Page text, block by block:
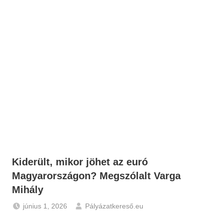
Kiderült, mikor jöhet az euró
Magyarországon? Megszólalt Varga
Mihály
június 1, 2026
Pályázatkereső.eu